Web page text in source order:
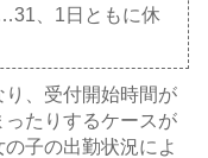
、1日ともに休
、受付開始時間が
たりするケースが
子の出勤状況によ